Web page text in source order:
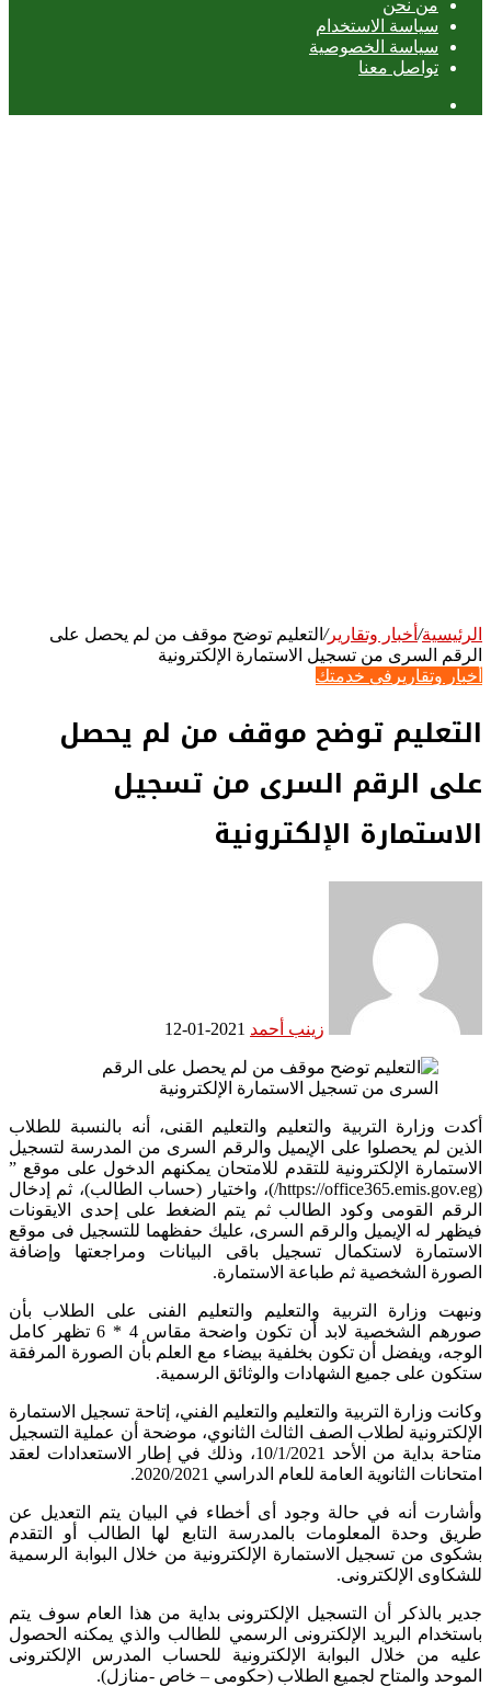
من نحن
سياسة الاستخدام
سياسة الخصوصية
تواصل معنا
الرئيسية/ أخبار وتقارير/ التعليم توضح موقف من لم يحصل على
الرقم السرى من تسجيل الاستمارة الإلكترونية
أخبار وتقارير في خدمتك
التعليم توضح موقف من لم يحصل
على الرقم السرى من تسجيل
الاستمارة الإلكترونية
زينب أحمد 2021-01-12
أكدت وزارة التربية والتعليم والتعليم القنى، أنه بالنسبة للطلاب
الذين لم يحصلوا على الإيميل والرقم السرى من المدرسة لتسجيل
الاستمارة الإلكترونية للتقدم للامتحان يمكنهم الدخول على موقع ”
(https://office365.emis.gov.eg/)، واختيار (حساب الطالب)، ثم إدخال
الرقم القومى وكود الطالب ثم يتم الضغط على إحدى الايقونات
فيظهر له الإيميل والرقم السرى، عليك حفظهما للتسجيل فى موقع
الاستمارة لاستكمال تسجيل باقى البيانات ومراجعتها وإضافة
الصورة الشخصية ثم طباعة الاستمارة.
ونبهت وزارة التربية والتعليم والتعليم الفنى على الطلاب بأن
صورهم الشخصية لابد أن تكون واضحة مقاس 4 * 6 تظهر كامل
الوجه، ويفضل أن تكون بخلفية بيضاء مع العلم بأن الصورة المرفقة
ستكون على جميع الشهادات والوثائق الرسمية.
وكانت وزارة التربية والتعليم والتعليم الفني، إتاحة تسجيل الاستمارة
الإلكترونية لطلاب الصف الثالث الثانوي، موضحة أن عملية التسجيل
متاحة بداية من الأحد 10/1/2021، وذلك في إطار الاستعدادات لعقد
امتحانات الثانوية العامة للعام الدراسي 2020/2021.
وأشارت أنه في حالة وجود أى أخطاء في البيان يتم التعديل عن
طريق وحدة المعلومات بالمدرسة التابع لها الطالب أو التقدم
بشكوى من تسجيل الاستمارة الإلكترونية من خلال البوابة الرسمية
للشكاوى الإلكترونى.
جدير بالذكر أن التسجيل الإلكترونى بداية من هذا العام سوف يتم
باستخدام البريد الإلكترونى الرسمي للطالب والذي يمكنه الحصول
عليه من خلال البوابة الإلكترونية للحساب المدرس الإلكترونى
الموحد والمتاح لجميع الطلاب (حكومى – خاص -منازل).